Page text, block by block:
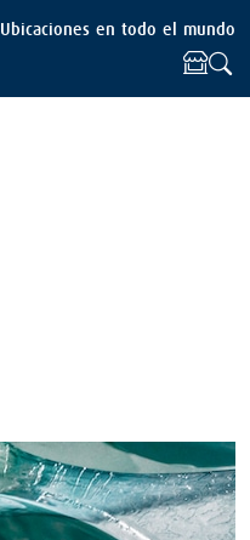
Ubicaciones en todo el mundo